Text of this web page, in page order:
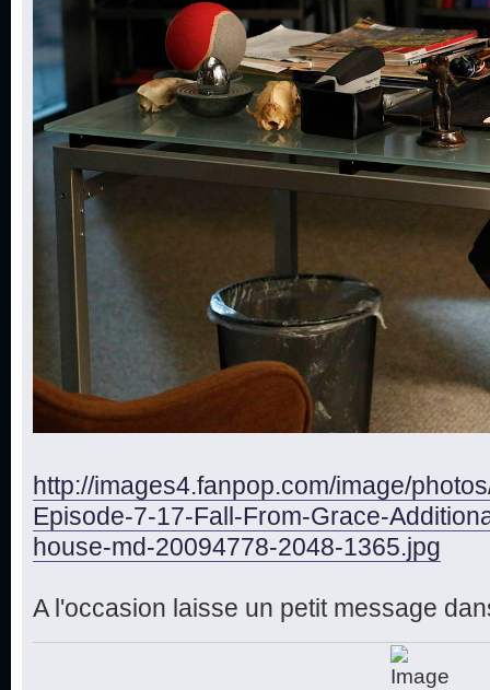
http://images4.fanpop.com/image/
Episode-7-17-Fall-From-Grace-
house-md-20094778-2048-1365.jpg
A l'occasion laisse un petit message